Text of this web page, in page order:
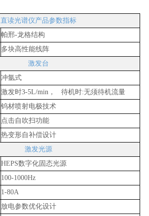
直读光谱仪产品参数指标
帕邢-龙格结构
多块高性能线阵
激发台
冲氩式
激发时3-5L/min ， 待机时:无须待机流量
钨材喷射电极技术
点击自吹扫功能
热变形自补偿设计
激发光源
HEPS数字化固态光源
100-1000Hz
1-80A
放电参数优化设计